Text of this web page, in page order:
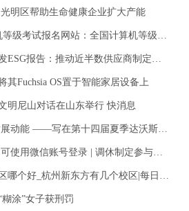
明区帮助生命健康企业扩大产能
2023年9月贵州计算机等级考试报名网站：全国计算机等级考试考务管理系统
焦点关注：联想集团发ESG报告：推动近半数供应商制定科学碳目标
其Fuchsia OS置于智能家居设备上
明尼山对话在山东举行 快消息
激发创新活力 增添发展动能 ——写在第十四届夏季达沃斯论坛开幕之际 天天即时
全球快讯:消息称 QQ 可使用微信账号登录 | 调休制定参与者称应重新考虑政策 | 周星驰将拍《少林女足》
杭州新东方有几个校区哪个好_杭州新东方有几个校区|每日视点
涂”女子获刑罚